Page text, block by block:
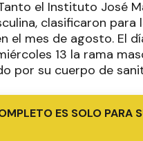
el Instituto José
clasificaron para
el mes de agosto. El
13 la rama
por su cuerpo de
ES SOLO PARA